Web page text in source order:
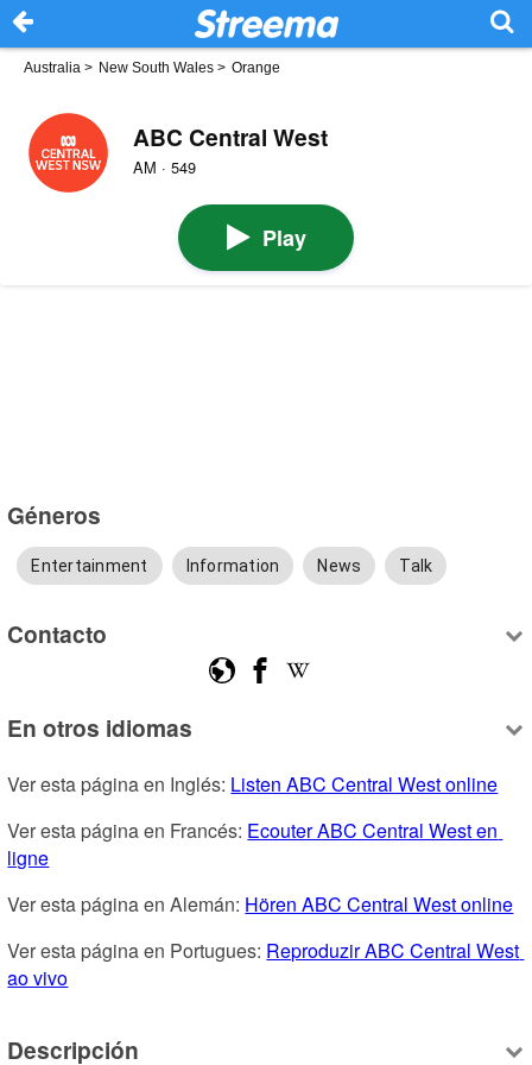
Australia > New South Wales > Orange
ABC Central West
AM · 549
Play
Géneros
Entertainment Information News Talk
Contacto
En otros idiomas
Ver esta página en Inglés: Listen ABC Central West online
Ver esta página en Francés: Ecouter ABC Central West en
ligne
Ver esta página en Alemán: Hören ABC Central West online
Ver esta página en Portugues: Reproduzir ABC Central West
ao vivo
Descripción